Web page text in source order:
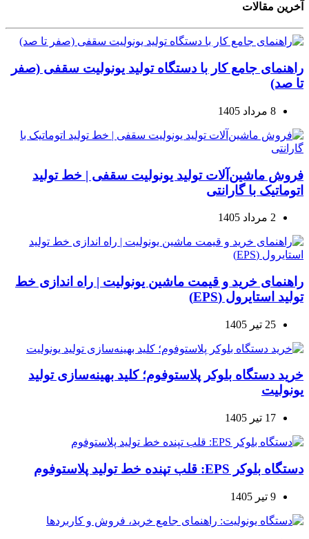
آخرین مقالات
راهنمای جامع کار با دستگاه تولید یونولیت سقفی (صفر
تا صد)
8 مرداد 1405
فروش ماشین‌آلات تولید یونولیت سقفی | خط تولید
اتوماتیک با گارانتی
2 مرداد 1405
راهنمای خرید و قیمت ماشین یونولیت | راه اندازی خط
تولید استایرول (EPS)
25 تیر 1405
خرید دستگاه بلوکر پلاستوفوم؛ کلید بهینه‌سازی تولید
یونولیت
17 تیر 1405
دستگاه بلوکر EPS: قلب تپنده خط تولید پلاستوفوم
9 تیر 1405